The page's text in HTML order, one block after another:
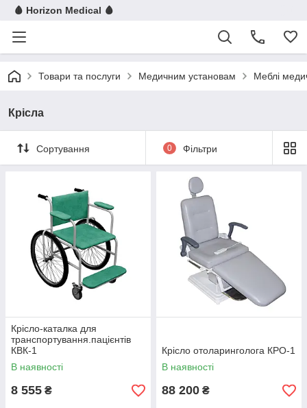
🩸 Horizon Medical 🩸
Товари та послуги Медичним установам Меблі
Крісла
Сортування 0 Фільтри
Крісло-каталка для
транспортування.пацієнтів
КВК-1
В наявності
8 555 ₴
Крісло отоларинголога КРО-1
В наявності
88 200 ₴